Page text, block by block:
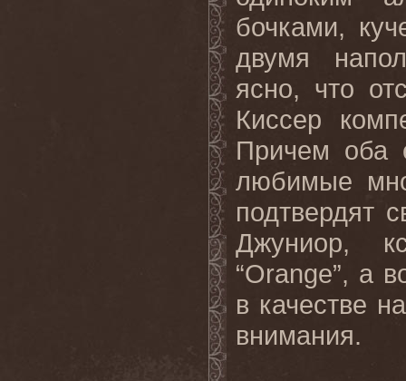
бочками,
двумя
ясно, что
Киссер
Причем оба
любимые
подтвердят
Джуниор,
“Orange”, а
в качестве
внимания.